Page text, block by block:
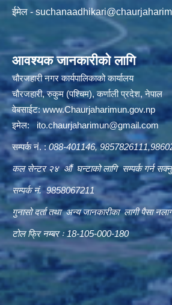
ईमेल -
आवश्यक जानकारीको लागि
चौरजहारी नगर कार्यपालिकाको कार्यालय
चौरजहारी, रुकुम (पश्चिम), कर्णाली प्रदेश, नेपाल
वेबसाईट:www.Chaurjaharimun.gov.np
इमेल: ito.chaurjaharimun@gmail.com
सम्पर्क नं. :088-401146,
कल सेन्टर २४ औं घन्टाको लागि सम्पर्क गर्न
सम्पर्क नं. 9858067211
गुनासो दर्ता तथा अन्य जानकारीका लागी पैसा
टोल फ्रि नम्बर ः 18-105-000-180